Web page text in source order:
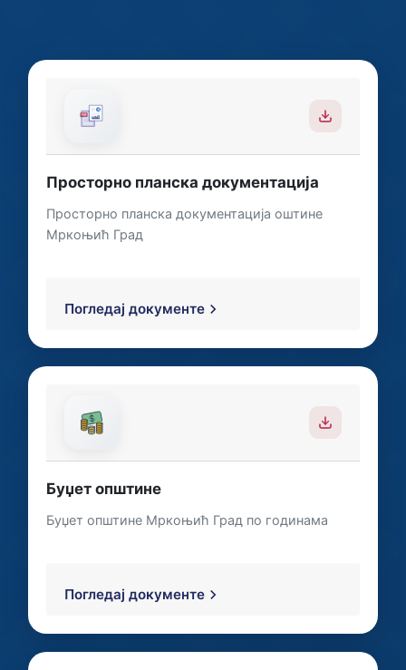
Просторно планска документација
Просторно планска документација оштине
Мркоњић Град
Погледај документе
Буџет општине
Буџет општине Mркоњић Град по годинама
Погледај документе